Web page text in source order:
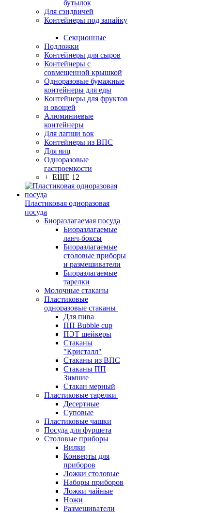
бутылок
Для сэндвичей
Контейнеры под запайку
Секционные
Подложки
Контейнеры для сыров
Контейнеры с
совмещенной крышкой
Одноразовые бумажные
контейнеры для еды
Контейнеры для фруктов
и овощей
Алюминиевые
контейнеры
Для лапши вок
Контейнеры из ВПС
Для яиц
Одноразовые
гастроемкости
+ ЕЩЕ 12
Пластиковая одноразовая
посуда
Биоразлагаемая посуда
Биоразлагаемые
ланч-боксы
Биоразлагаемые
столовые приборы
и размешиватели
Биоразлагаемые
тарелки
Молочные стаканы
Пластиковые
одноразовые стаканы
Для пива
ПП Bubble cup
ПЭТ шейкеры
Стаканы
"Кристалл"
Стаканы из ВПС
Стаканы ПП
Зимние
Стакан мерный
Пластиковые тарелки
Десертные
Суповые
Пластиковые чашки
Посуда для фуршета
Столовые приборы
Вилки
Конверты для
приборов
Ложки столовые
Наборы приборов
Ложки чайные
Ножи
Размешиватели